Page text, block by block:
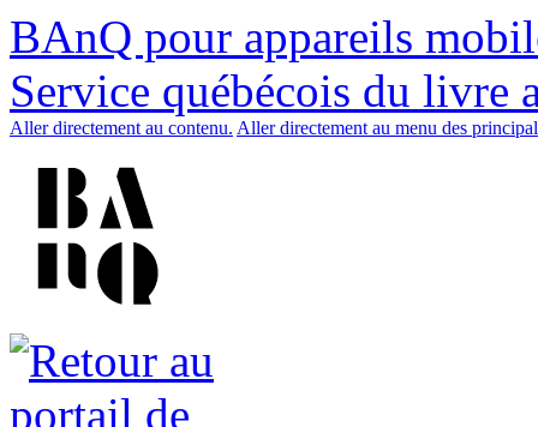
BAnQ pour appareils
Service québécois du livre
Aller directement au contenu. Aller directement au menu des